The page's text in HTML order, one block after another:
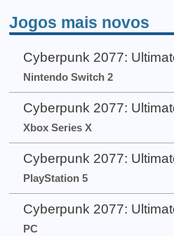
Jogos mais novos
Cyberpunk 2077:
Nintendo Switch 2
Cyberpunk 2077:
Xbox Series X
Cyberpunk 2077:
PlayStation 5
Cyberpunk 2077:
PC